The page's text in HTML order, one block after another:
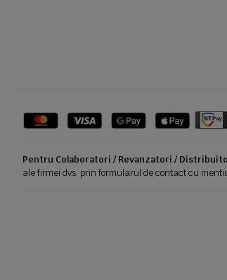
Pentru Colaboratori / Revanzatori /
ale firmei dvs. prin formularul de contact cu